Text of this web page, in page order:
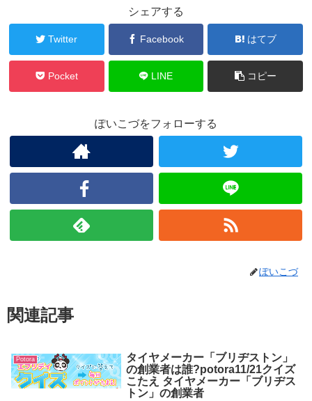
シェアする
Twitter Facebook はてブ
Pocket LINE コピー
ぽいこづをフォローする
ぽいこづ
関連記事
Potora
タイヤメーカー「ブリヂストン」
の創業者は誰?potora11/21クイズ
こたえ タイヤメーカー「ブリヂス
トン」の創業者